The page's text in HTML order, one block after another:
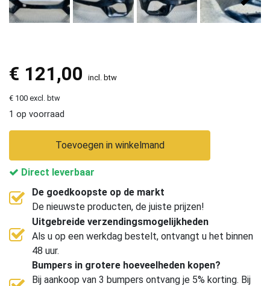
€ 121,00 incl. btw
€ 100 excl. btw
1 op voorraad
Toevoegen in winkelmand
Direct leverbaar
De goedkoopste op de markt
De nieuwste producten, de juiste prijzen!
Uitgebreide verzendingsmogelijkheden
Als u op een werkdag bestelt, ontvangt u het binnen
48 uur.
Bumpers in grotere hoeveelheden kopen?
Bij aankoop van 3 bumpers ontvang je 5% korting. Bij